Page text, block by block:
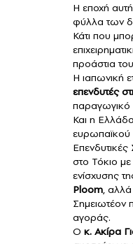
Η εποχή
φύλλα των
Κάτι που
προάστια
Η ιαπωνική
επενδυτές
παραγωγικό
Και η
ευρωπαϊκού
Επενδυτικές
στο Τόκιο
ενίσχυσης
Ploom, αλλά
Σημειωτέον
αγοράς.
Ο κ. Ακίρα